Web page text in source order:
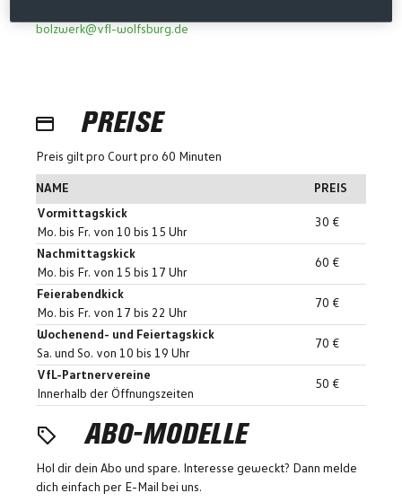
bolzwerk@vfl-wolfsburg.de
PREISE
Preis gilt pro Court pro 60 Minuten
NAME
PREIS
Vormittagskick
Mo. bis Fr. von 10 bis 15 Uhr
30 €
Nachmittagskick
Mo. bis Fr. von 15 bis 17 Uhr
60 €
Feierabendkick
Mo. bis Fr. von 17 bis 22 Uhr
70 €
Wochenend- und Feiertagskick
Sa. und So. von 10 bis 19 Uhr
70 €
VfL-Partnervereine
Innerhalb der Öffnungszeiten
50 €
ABO-MODELLE
Hol dir dein Abo und spare. Interesse geweckt? Dann melde
dich einfach per E-Mail bei uns.